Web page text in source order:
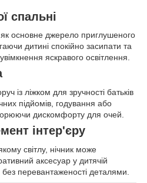
спальні
як основне джерело приглушеного
дитині спокійно засипати та
яскравого освітлення.
із ліжком для зручності батьків
підйомів, годування або
дискомфорту для очей.
інтер'єру
світлу, нічник може
аксесуар у дитячій
перевантаженості деталями.